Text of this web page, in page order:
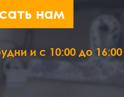
нам
и с 10:00 до